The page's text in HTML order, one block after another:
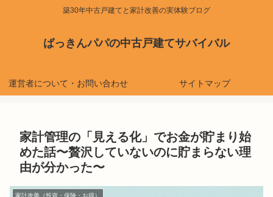
築30年中古戸建てと家計改善の実体験ブログ
ばっきんパパの中古戸建てサバイバル
運営者について・お問い合わせ サイトマップ
家計管理の「見える化」でお金が貯まり始
めた話〜贅沢していないのに貯まらない理
由が分かった〜